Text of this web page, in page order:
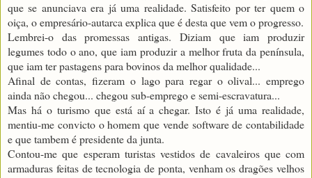
que se anunciava era já uma realidade. Satisfeito por ter quem o
oiça, o empresário-autarca explica que é desta que vem o progresso.
Lembrei-o das promessas antigas. Diziam que iam produzir
legumes todo o ano, que iam produzir a melhor fruta da península,
que iam ter pastagens para bovinos da melhor qualidade...
Afinal de contas, fizeram o lago para regar o olival... emprego
ainda não chegou... chegou sub-emprego e semi-escravatura...
Mas há o turismo que está aí a chegar. Isto é já uma realidade,
mentiu-me convicto o homem que vende software de contabilidade
e que tambem é presidente da junta.
Contou-me que esperam turistas vestidos de cavaleiros que com
armaduras feitas de tecnologia de ponta, venham os dragões velhos